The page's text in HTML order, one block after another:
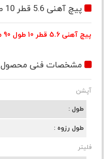
پیچ آهنی 5.6 قطر 10 طول 90 میلیمتر M 10*90
پیچ آهنی 5.6 قطر 10 طول 90 میلیمتر M 10*90
مشخصات فنی محصول
آپشن
طول
طول رزوه
فلیتر